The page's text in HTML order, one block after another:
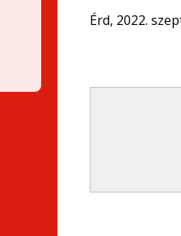
Érd, 2022.